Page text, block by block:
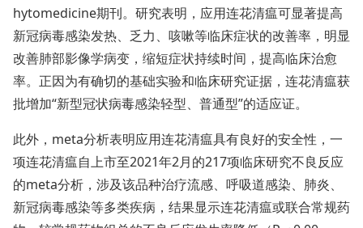
hytomedicine期刊。研究表明，应用连花清瘟可显著提高
新冠病毒感染发热、乏力、咳嗽等临床症状的改善率，明显
改善肺部影像学病变，缩短症状持续时间，提高临床治愈
率。正因为有确切的基础实验和临床研究证据，连花清瘟获
批增加“新型冠状病毒感染轻型、普通型”的适应证。
此外，meta分析表明应用连花清瘟具有良好的安全性，一
项连花清瘟自上市至2021年2月的217项临床研究不良反应
的meta分析，涉及该品种治疗流感、呼吸道感染、肺炎、
新冠病毒感染等多类疾病，结果显示连花清瘟或联合常规药